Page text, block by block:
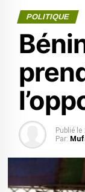
POLITIQUE
Publié le :
Par: